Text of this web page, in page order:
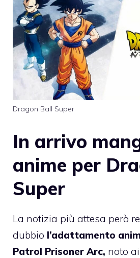
Dragon Ball Super
In arrivo
anime per
Super
La notizia più attesa però
dubbio l’adattamento
Patrol Prisoner Arc, noto